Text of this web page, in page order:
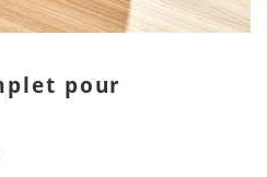
pour